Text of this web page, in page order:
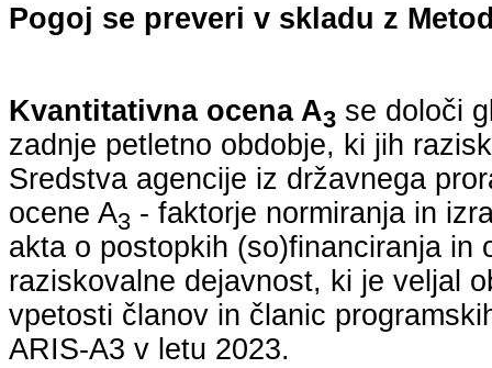
Pogoj se preveri v skladu z
Kvantitativna ocena A3 se določi
zadnje petletno obdobje, ki jih
Sredstva agencije iz državnega
ocene A3 - faktorje normiranja in
akta o postopkih (so)financiranja in
raziskovalne dejavnost, ki je veljal
vpetosti članov in članic
ARIS-A3 v letu 2023.